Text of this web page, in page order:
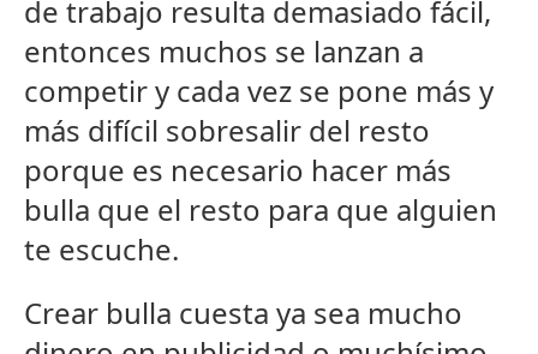
de trabajo resulta demasiado fácil,
entonces muchos se lanzan a
competir y cada vez se pone más y
más difícil sobresalir del resto
porque es necesario hacer más
bulla que el resto para que alguien
te escuche.
Crear bulla cuesta ya sea mucho